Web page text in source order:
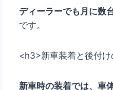
ディーラーでも月に数
です。
<h3>新車装着と後付
新車時の装着では、車